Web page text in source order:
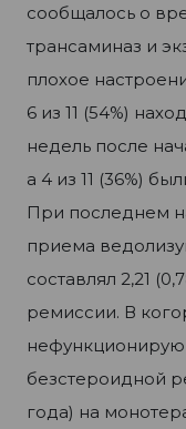
сообщалось о
трансаминаз и
плохое
6 из 11 (54%)
недель после
а 4 из 11 (36%)
При последнем
приема
составлял 2,21
ремиссии. В
безстероидной
года) на